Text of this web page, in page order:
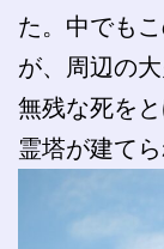
た。中でも
が、周辺の
無残な死を
霊塔が建てら